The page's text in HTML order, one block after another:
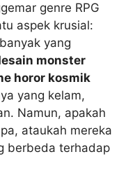
genre RPG
aspek krusial:
yang
monster
horor kosmik
yang kelam,
Namun, apakah
ataukah mereka
berbeda terhadap